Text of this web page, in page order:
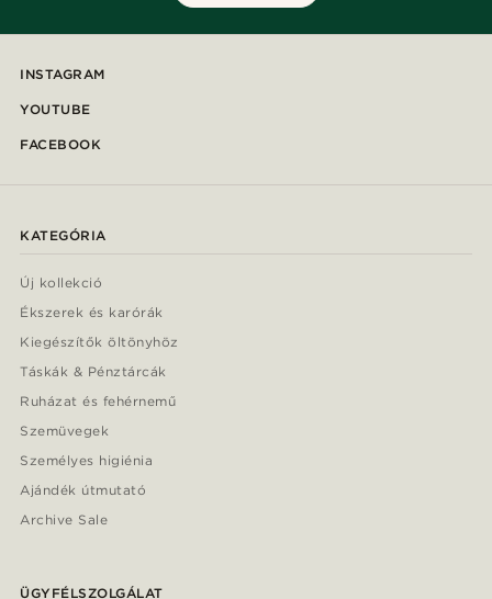
INSTAGRAM
YOUTUBE
FACEBOOK
KATEGÓRIA
Új kollekció
Ékszerek és karórák
Kiegészítők öltönyhöz
Táskák & Pénztárcák
Ruházat és fehérnemű
Szemüvegek
Személyes higiénia
Ajándék útmutató
Archive Sale
ÜGYFÉLSZOLGÁLAT